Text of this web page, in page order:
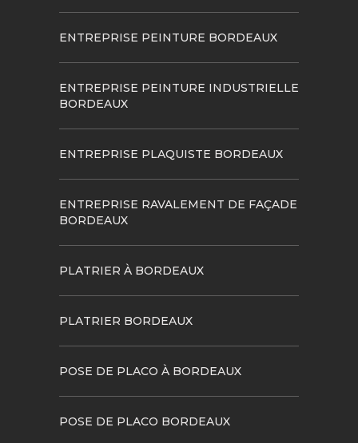
ENTREPRISE PEINTURE BORDEAUX
ENTREPRISE PEINTURE INDUSTRIELLE
BORDEAUX
ENTREPRISE PLAQUISTE BORDEAUX
ENTREPRISE RAVALEMENT DE FAÇADE
BORDEAUX
PLATRIER À BORDEAUX
PLATRIER BORDEAUX
POSE DE PLACO À BORDEAUX
POSE DE PLACO BORDEAUX